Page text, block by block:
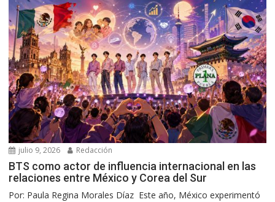
julio 9, 2026 Redacción
BTS como actor de influencia internacional en las
relaciones entre México y Corea del Sur
Por: Paula Regina Morales Díaz Este año, México experimentó